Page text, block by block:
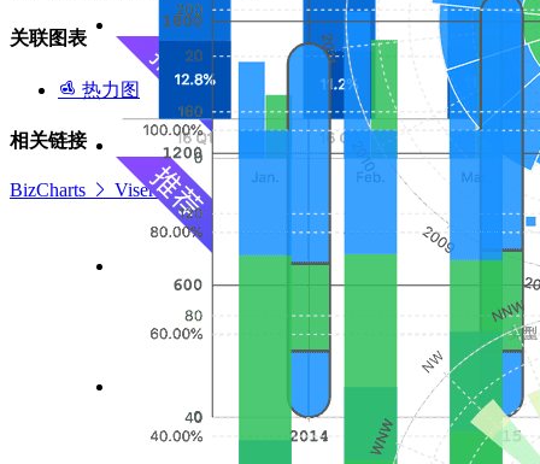
关联图表
热力图
相关链接
BizCharts Viser